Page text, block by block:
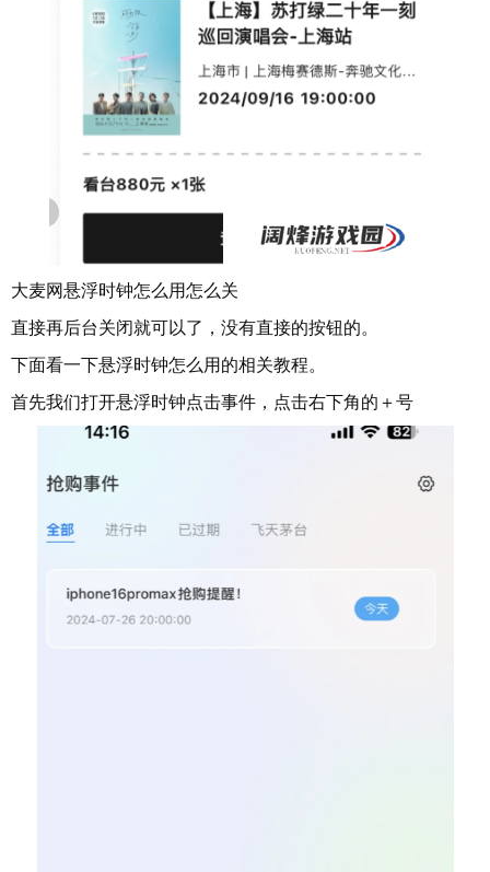
大麦网悬浮时钟怎么用怎么关
直接再后台关闭就可以了，没有直接的按钮的。
下面看一下悬浮时钟怎么用的相关教程。
首先我们打开悬浮时钟点击事件，点击右下角的＋号